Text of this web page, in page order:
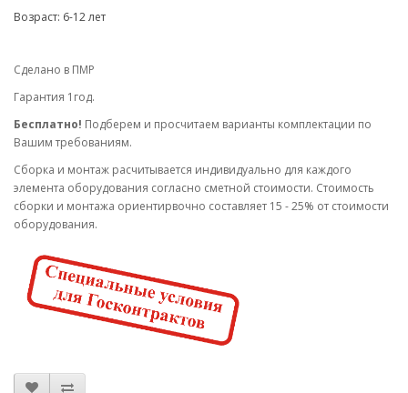
Возраст: 6-12 лет
Сделано в ПМР
Гарантия 1год.
Бесплатно! Подберем и просчитаем варианты комплектации по
Вашим требованиям.
Cборка и монтаж расчитывается индивидуально для каждого
элемента оборудования согласно сметной стоимости. Стоимость
сборки и монтажа ориентирвочно составляет 15 - 25% от стоимости
оборудования.